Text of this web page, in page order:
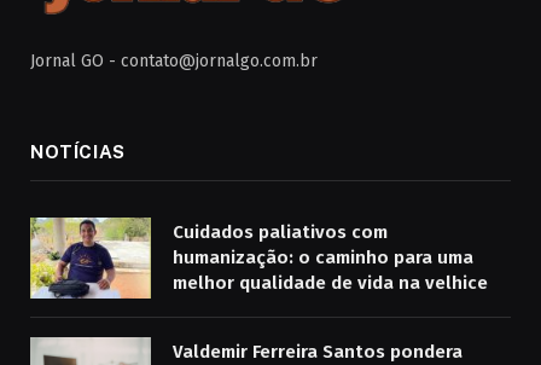
Jornal GO - contato@jornalgo.com.br
NOTÍCIAS
Cuidados paliativos com
humanização: o caminho para uma
melhor qualidade de vida na velhice
Valdemir Ferreira Santos pondera